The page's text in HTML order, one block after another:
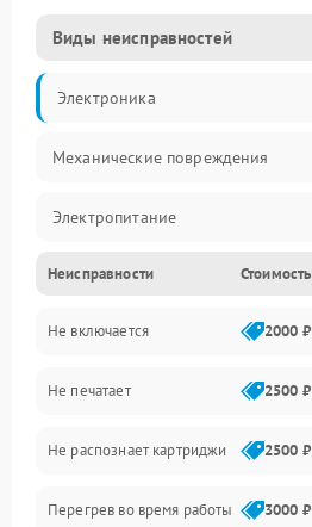
Виды неисправностей
Электроника
Механические повреждения
Электропитание
Работа системы
Механика
Оптика
Программное обеспечение
Корпус/Герметичность
Неисправности Стоимость
Не включается 2000 ₽
Не печатает 2500 ₽
Не распознает картриджи 2500 ₽
Перегрев во время работы 3000 ₽